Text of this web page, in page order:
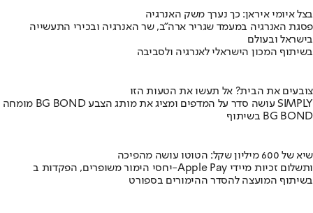
בצל איומי איראן: כך נערך משק האנרגיה
פסגת האנרגיה במעמד שגריר ארה"ב, שר האנרגיה ובכירי התעשייה
בישראל ובעולם
בשיתוף המכון הישראלי לאנרגיה ולסביבה
צובעים את הבית? אל תעשו את הטעות הזו
מומחה BG BOND עושה סדר על המדפים ומציג את מותג הצבע SIMPLY
בשיתוף BG BOND
שיא של 600 מיליון שקל: הטוטו עושה מהפיכה
יחסי הימור משופרים, הפקדות ב-Apple Pay ותשלום זכיות מיידי
בשיתוף המועצה להסדר ההימורים בספורט